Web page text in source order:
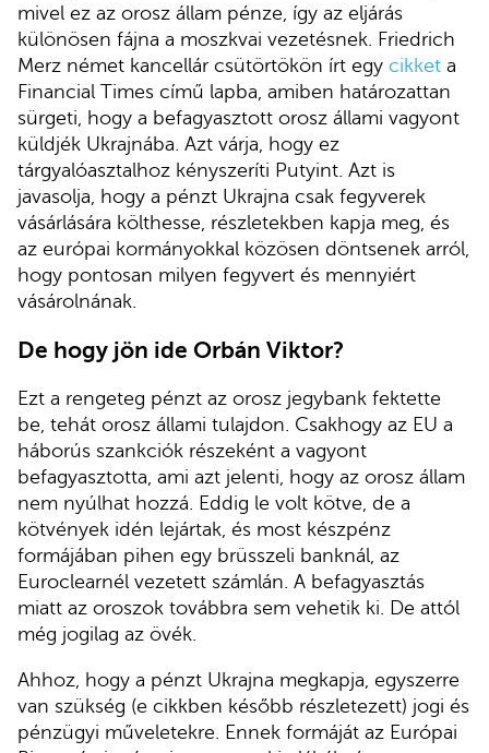
mivel ez az orosz állam pénze, így az eljárás
különösen fájna a moszkvai vezetésnek. Friedrich
Merz német kancellár csütörtökön írt egy cikket a
Financial Times című lapba, amiben határozattan
sürgeti, hogy a befagyasztott orosz állami vagyont
küldjék Ukrajnába. Azt várja, hogy ez
tárgyalóasztalhoz kényszeríti Putyint. Azt is
javasolja, hogy a pénzt Ukrajna csak fegyverek
vásárlására költhesse, részletekben kapja meg, és
az európai kormányokkal közösen döntsenek arról,
hogy pontosan milyen fegyvert és mennyiért
vásárolnának.
De hogy jön ide Orbán Viktor?
Ezt a rengeteg pénzt az orosz jegybank fektette
be, tehát orosz állami tulajdon. Csakhogy az EU a
háborús szankciók részeként a vagyont
befagyasztotta, ami azt jelenti, hogy az orosz állam
nem nyúlhat hozzá. Eddig le volt kötve, de a
kötvények idén lejártak, és most készpénz
formájában pihen egy brüsszeli banknál, az
Euroclearnél vezetett számlán. A befagyasztás
miatt az oroszok továbbra sem vehetik ki. De attól
még jogilag az övék.
Ahhoz, hogy a pénzt Ukrajna megkapja, egyszerre
van szükség (e cikkben később részletezett) jogi és
pénzügyi műveletekre. Ennek formáját az Európai